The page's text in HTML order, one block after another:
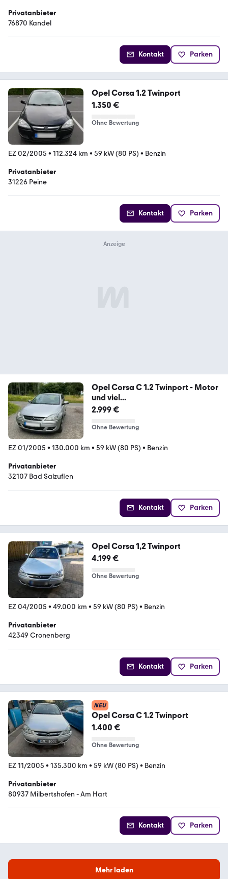
Privatanbieter
76870 Kandel
Kontakt Parken
Opel Corsa 1.2 Twinport
1.350 €
Ohne Bewertung
EZ 02/2005 • 112.324 km • 59 kW (80 PS) • Benzin
Privatanbieter
31226 Peine
Kontakt Parken
Opel Corsa C 1.2 Twinport - Motor
und viel...
2.999 €
Ohne Bewertung
EZ 01/2005 • 130.000 km • 59 kW (80 PS) • Benzin
Privatanbieter
32107 Bad Salzuflen
Kontakt Parken
Opel Corsa 1,2 Twinport
4.199 €
Ohne Bewertung
EZ 04/2005 • 49.000 km • 59 kW (80 PS) • Benzin
Privatanbieter
42349 Cronenberg
Kontakt Parken
NEU
Opel Corsa C 1.2 Twinport
1.400 €
Ohne Bewertung
EZ 11/2005 • 135.300 km • 59 kW (80 PS) • Benzin
Privatanbieter
80937 Milbertshofen - Am Hart
Kontakt Parken
Mehr laden